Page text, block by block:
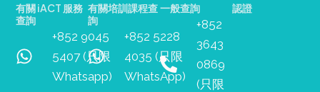
有關 iACT 服務
查詢
+852 9045
5407 (只限
Whatsapp)
有關培訓課程查
詢
+852 5228
4035 (只限
WhatsApp)
一般查詢
+852
3643
0869
(只限
認證